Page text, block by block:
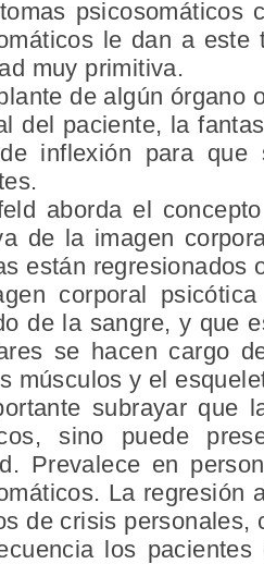
psicosomáticos
le dan a
muy primitiva.
de algún órgano
del paciente, la
inflexión para que
aborda el
de la imagen
están regresionados
corporal
de la sangre, y que
se hacen cargo
músculos y el
subrayar que
sino puede
Prevalece en
La regresión
de crisis personales,
los